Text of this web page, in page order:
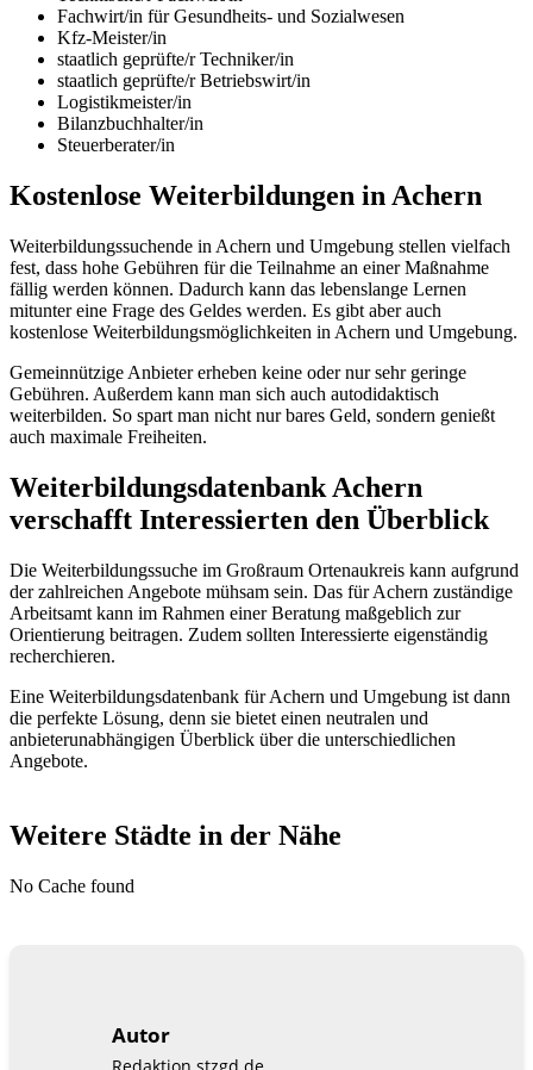
Fachwirt/in für Gesundheits- und Sozialwesen
Kfz-Meister/in
staatlich geprüfte/r Techniker/in
staatlich geprüfte/r Betriebswirt/in
Logistikmeister/in
Bilanzbuchhalter/in
Steuerberater/in
Kostenlose Weiterbildungen in Achern
Weiterbildungssuchende in Achern und Umgebung stellen vielfach
fest, dass hohe Gebühren für die Teilnahme an einer Maßnahme
fällig werden können. Dadurch kann das lebenslange Lernen
mitunter eine Frage des Geldes werden. Es gibt aber auch
kostenlose Weiterbildungsmöglichkeiten in Achern und Umgebung.
Gemeinnützige Anbieter erheben keine oder nur sehr geringe
Gebühren. Außerdem kann man sich auch autodidaktisch
weiterbilden. So spart man nicht nur bares Geld, sondern genießt
auch maximale Freiheiten.
Weiterbildungsdatenbank Achern
verschafft Interessierten den Überblick
Die Weiterbildungssuche im Großraum Ortenaukreis kann aufgrund
der zahlreichen Angebote mühsam sein. Das für Achern zuständige
Arbeitsamt kann im Rahmen einer Beratung maßgeblich zur
Orientierung beitragen. Zudem sollten Interessierte eigenständig
recherchieren.
Eine Weiterbildungsdatenbank für Achern und Umgebung ist dann
die perfekte Lösung, denn sie bietet einen neutralen und
anbieterunabhängigen Überblick über die unterschiedlichen
Angebote.
Weitere Städte in der Nähe
No Cache found
Autor